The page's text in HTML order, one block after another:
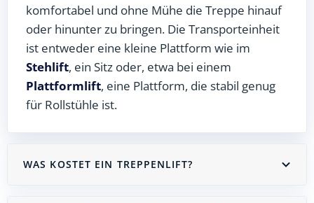
komfortabel und ohne Mühe die Treppe hinauf
oder hinunter zu bringen. Die Transporteinheit
ist entweder eine kleine Plattform wie im
Stehlift, ein Sitz oder, etwa bei einem
Plattformlift, eine Plattform, die stabil genug
für Rollstühle ist.
WAS KOSTET EIN TREPPENLIFT?